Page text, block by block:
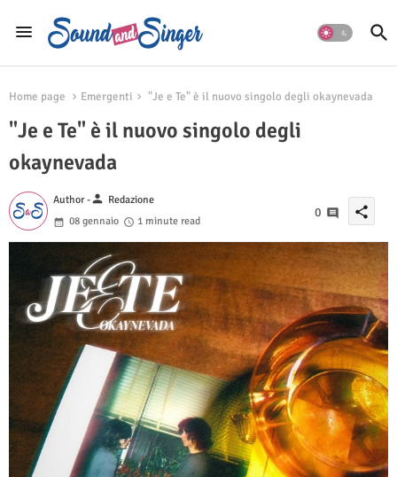
Home page Emergenti "Je e Te" è il nuovo singolo degli okaynevada
"Je e Te" è il nuovo singolo degli
okaynevada
Author -person Redazione
08 gennaio
1 minute read
0 share